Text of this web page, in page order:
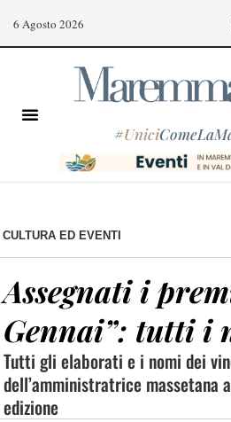
6 Agosto 2026
#Unici
CULTURA ED EVENTI
Assegnati i
Gennai”: tutti i
Tutti gli elaborati e i nomi dei
dell’amministratrice massetana
edizione